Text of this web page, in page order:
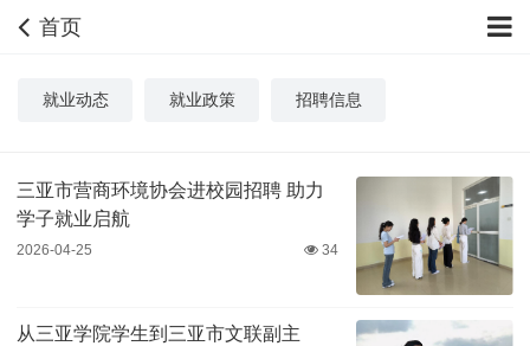
首页
就业动态 就业政策 招聘信息
三亚市营商环境协会进校园招聘 助力
学子就业启航
2026-04-25 34
从三亚学院学生到三亚市文联副主